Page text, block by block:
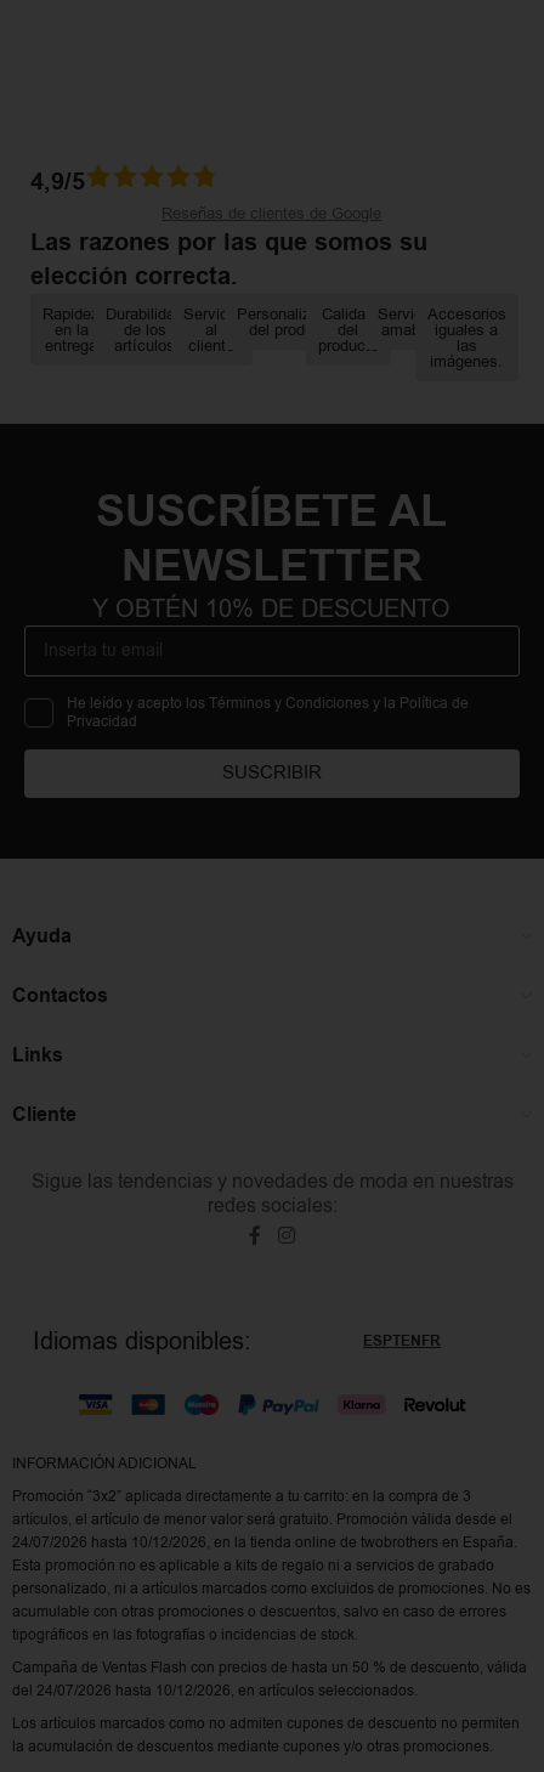
4,9/5
Reseñas de clientes de Google
Las razones por las que somos su
elección correcta.
Rapidez
en la
entrega
Durabilidad
de los
artículos
Servicio
al
cliente
Personalización
del producto
Calidad
del
producto
Servicio
amable
Accesorios
iguales a
las
imágenes.
SUSCRÍBETE AL
NEWSLETTER
Y OBTÉN 10% DE DESCUENTO
He leído y acepto los Términos y Condiciones y la Política de
Privacidad
SUSCRIBIR
Ayuda
Contactos
Links
Cliente
Sigue las tendencias y novedades de moda en nuestras
redes sociales:
Idiomas disponibles: ESPTENFR
INFORMACIÓN ADICIONAL
Promoción “3x2” aplicada directamente a tu carrito: en la compra de 3
artículos, el artículo de menor valor será gratuito. Promoción válida desde el
24/07/2026 hasta 10/12/2026, en la tienda online de twobrothers en España.
Esta promoción no es aplicable a kits de regalo ni a servicios de grabado
personalizado, ni a artículos marcados como excluidos de promociones. No es
acumulable con otras promociones o descuentos, salvo en caso de errores
tipográficos en las fotografías o incidencias de stock.
Campaña de Ventas Flash con precios de hasta un 50 % de descuento, válida
del 24/07/2026 hasta 10/12/2026, en artículos seleccionados.
Los artículos marcados como no admiten cupones de descuento no permiten
la acumulación de descuentos mediante cupones y/o otras promociones.